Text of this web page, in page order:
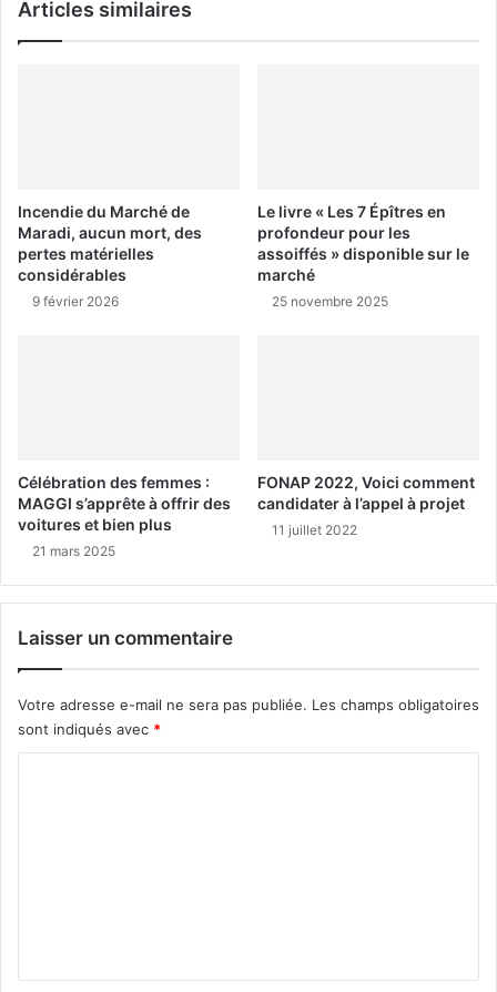
Articles similaires
Incendie du Marché de
Maradi, aucun mort, des
pertes matérielles
considérables
9 février 2026
Le livre « Les 7 Épîtres en
profondeur pour les
assoiffés » disponible sur le
marché
25 novembre 2025
Célébration des femmes :
MAGGI s’apprête à offrir des
voitures et bien plus
21 mars 2025
FONAP 2022, Voici comment
candidater à l’appel à projet
11 juillet 2022
Laisser un commentaire
Votre adresse e-mail ne sera pas publiée. Les champs obligatoires
sont indiqués avec *